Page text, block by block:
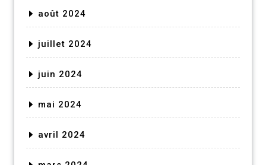
août 2024
juillet 2024
juin 2024
mai 2024
avril 2024